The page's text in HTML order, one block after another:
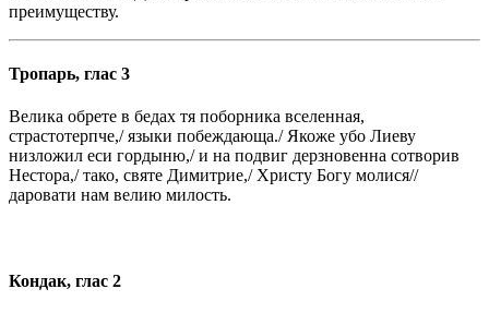
преимуществу.
Тропарь, глас 3
Велика обрете в бедах тя поборника вселенная,
страстотерпче,/ языки побеждающа./ Якоже убо Лиеву
низложил еси гордыню,/ и на подвиг дерзновенна сотворив
Нестора,/ тако, святе Димитрие,/ Христу Богу молися//
даровати нам велию милость.
Кондак, глас 2